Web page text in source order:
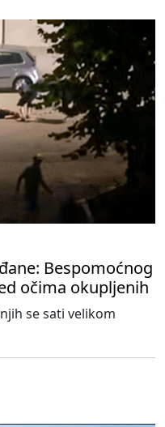
Bespomoćnog
očima okupljenih
se sati velikom